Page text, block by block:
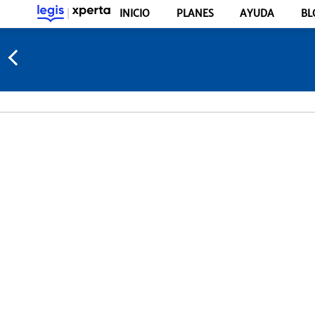
INICIO PLANES AYUDA